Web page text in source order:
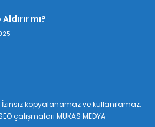
mı?
İzinsiz kopyalanamaz ve kullanılamaz.
çalışmaları MUKAS MEDYA